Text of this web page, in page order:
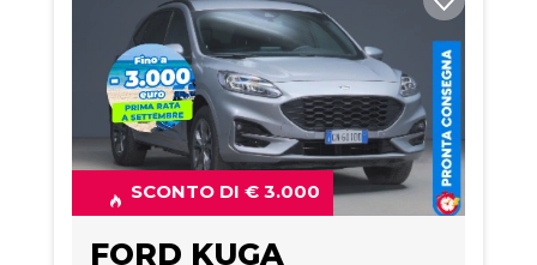
SCONTO DI € 3.000
FORD KUGA